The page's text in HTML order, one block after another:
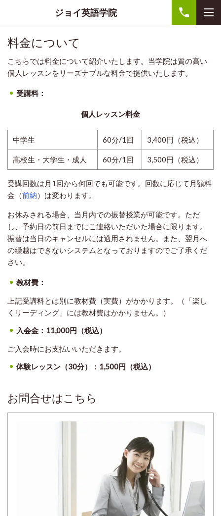
ジョイ英語学院
料金について
こちらでは料金について紹介いたします。当学院は質の高い
個人レッスンをリーズナブルな料金で提供いたします。
受講料：
個人レッスン料金
中学生 60分/1回 3,400円（税込）
高校生・大学生・成人 60分/1回 3,500円（税込）
受講回数は月1回から何回でも可能です。回数に応じて月額料
金（前納）は変わります。
お休みされる場合、当月内での振替授業が可能です。ただ
し、予約日の前日までにご連絡いただいた場合に限ります。
振替は当日のキャンセルには適用されません。また、翌月へ
の繰越はできないシステムとなっておりますのでご了承くだ
さい。
教材費：
上記受講料とは別に教材費（実費）がかかります。（「楽し
くリーディング」には教材費はかかりません。）
入会金：11,000円（税込）
ご入会時にお支払いいただきます。
体験レッスン（30分）：1,500円（税込）
お問合せはこちら